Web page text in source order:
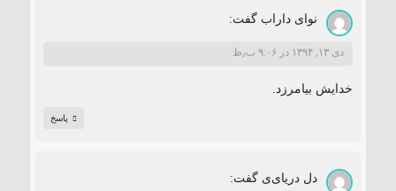
نوای داراب گفت:
دی ۱۳, ۱۳۹۴ در ۹:۰۶ ب٫ظ
خدایش بیامرزد.
پاسخ
ﺩﻝ ﺩﺭﻳﺎﻯﻯ گفت: